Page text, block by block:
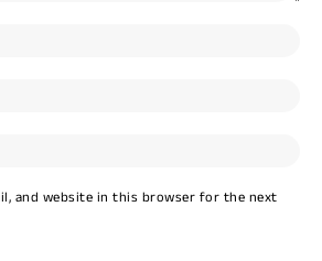
and website in this browser for the next